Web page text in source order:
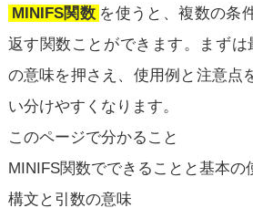
MINIFS関数 を使うと、複数の条
返す関数ことができます。まず
の意味を押さえ、使用例と注意点
い分けやすくなります。
このページで分かること
MINIFS関数でできることと基本の
構文と引数の意味